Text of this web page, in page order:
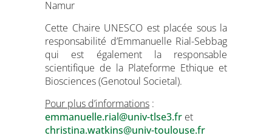
Namur
Cette Chaire UNESCO est placée sous la
responsabilité d’Emmanuelle Rial-Sebbag
qui est également la responsable
scientifique de la Plateforme Ethique et
Biosciences (Genotoul Societal).
Pour plus d’informations :
emmanuelle.rial@univ-tlse3.fr et
christina.watkins@univ-toulouse.fr